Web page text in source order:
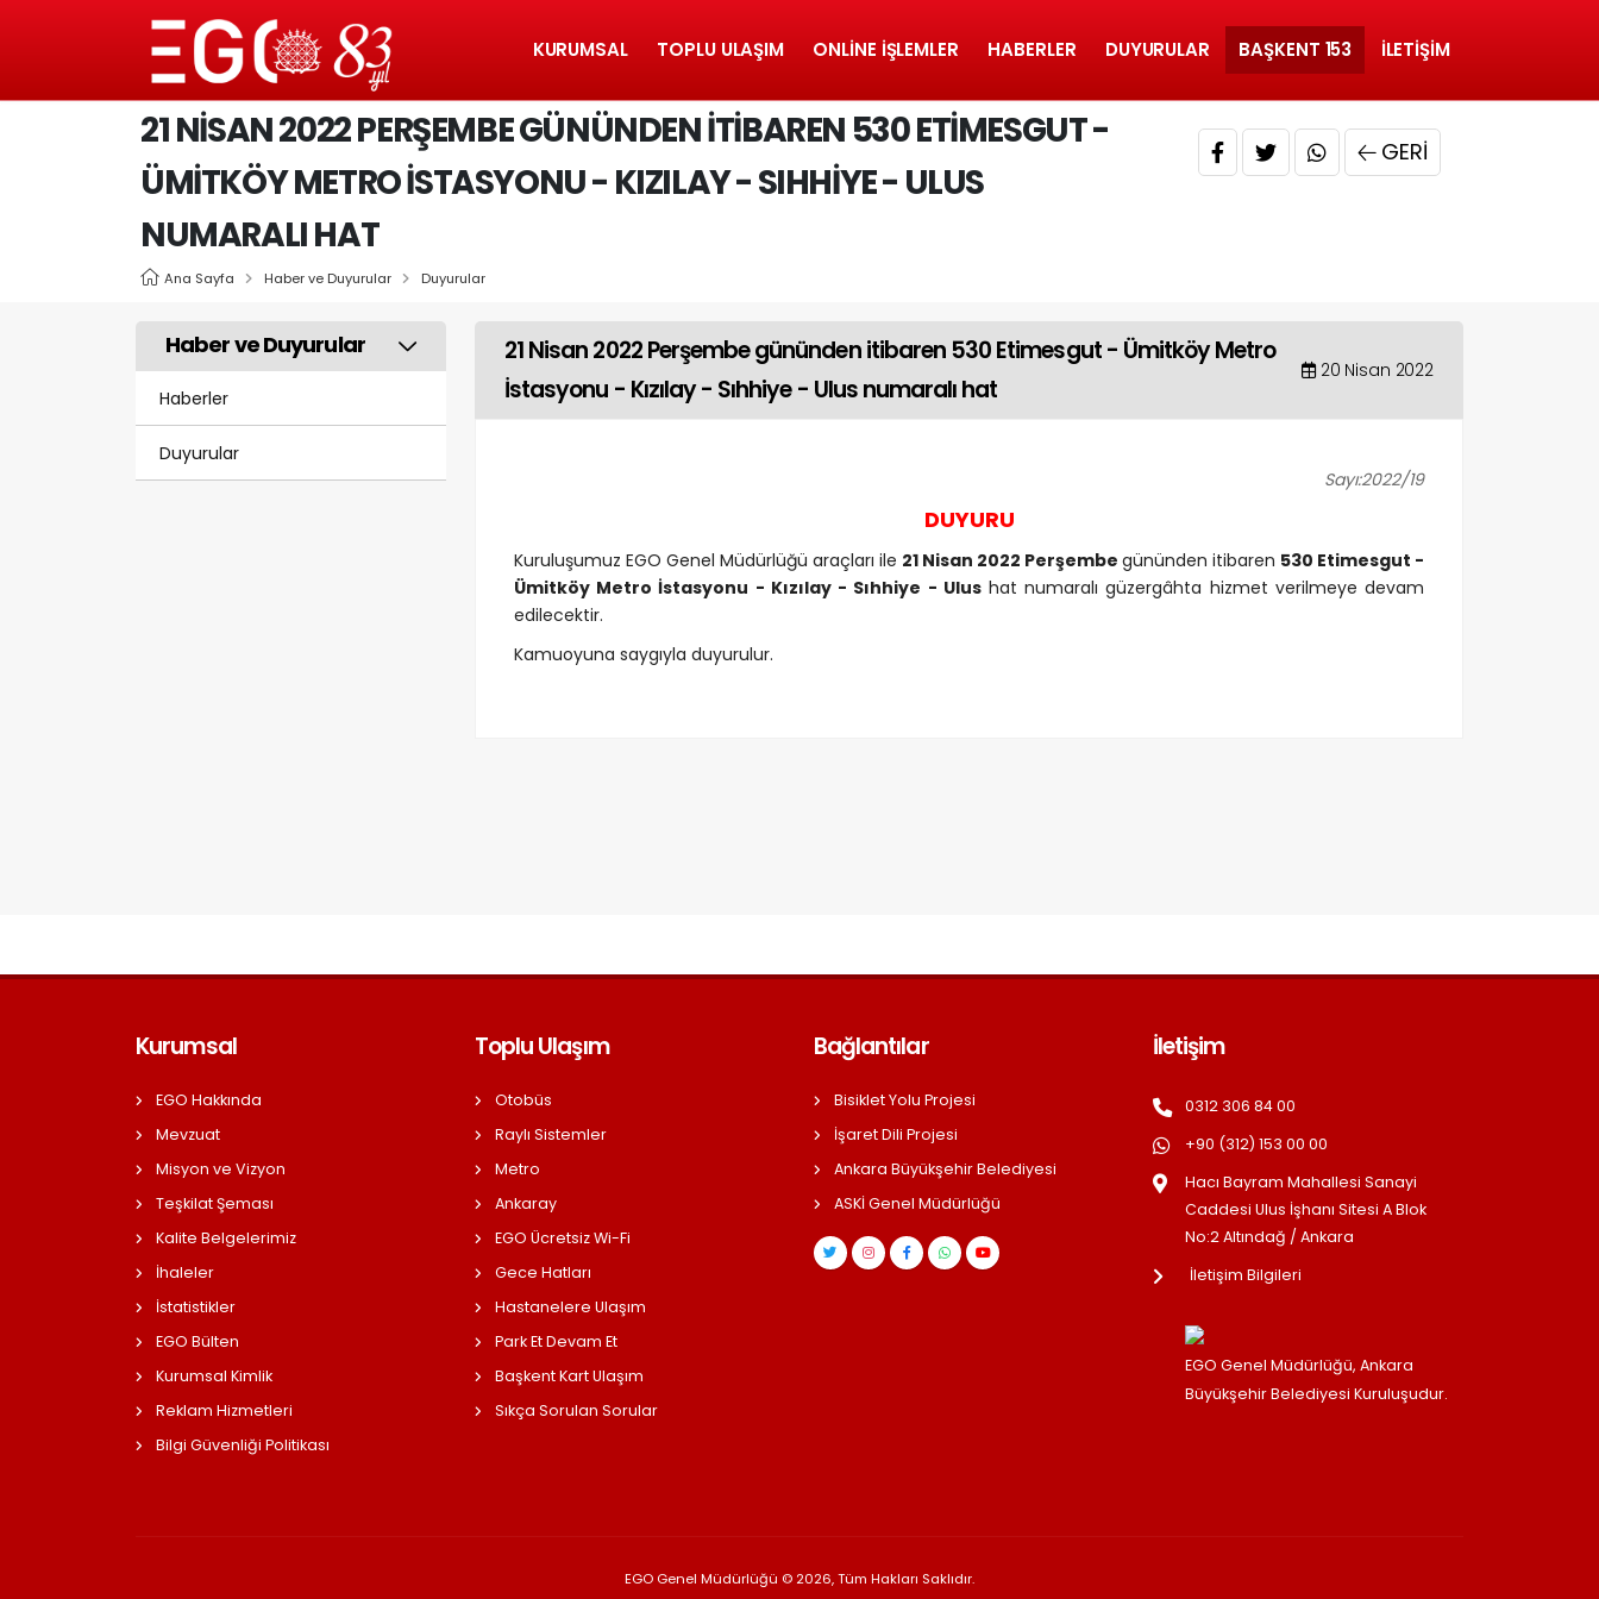
KURUMSAL TOPLU ULAŞIM ONLINE İŞLEMLER HABERLER DUYURULAR BAŞKENT 153 İLETIŞIM
21 NISAN 2022 PERŞEMBE GÜNÜNDEN ITIBAREN 530 ETIMESGUT -
ÜMITKÖY METRO İSTASYONU - KIZILAY - SIHHIYE - ULUS
NUMARALI HAT
Ana Sayfa Haber ve Duyurular Duyurular
GERI
Haber ve Duyurular
Haberler
Duyurular
21 Nisan 2022 Perşembe gününden itibaren 530 Etimesgut - Ümitköy Metro
İstasyonu - Kızılay - Sıhhiye - Ulus numaralı hat
20 Nisan 2022
Sayı:2022/19
DUYURU
Kuruluşumuz EGO Genel Müdürlüğü araçları ile 21 Nisan 2022 Perşembe gününden itibaren 530 Etimesgut -
Ümitköy Metro İstasyonu - Kızılay - Sıhhiye - Ulushat numaralı güzergâhta hizmet verilmeye devam
edilecektir.
Kamuoyuna saygıyla duyurulur.
Kurumsal
EGO Hakkında
Mevzuat
Misyon ve Vizyon
Teşkilat Şeması
Kalite Belgelerimiz
İhaleler
İstatistikler
EGO Bülten
Kurumsal Kimlik
Reklam Hizmetleri
Bilgi Güvenliği Politikası
Toplu Ulaşım
Otobüs
Raylı Sistemler
Metro
Ankaray
EGO Ücretsiz Wi-Fi
Gece Hatları
Hastanelere Ulaşım
Park Et Devam Et
Başkent Kart Ulaşım
Sıkça Sorulan Sorular
Bağlantılar
Bisiklet Yolu Projesi
İşaret Dili Projesi
Ankara Büyükşehir Belediyesi
ASKİ Genel Müdürlüğü
İletişim
0312 306 84 00
+90 (312) 153 00 00
Hacı Bayram Mahallesi Sanayi
Caddesi Ulus İşhanı Sitesi A Blok
No:2 Altındağ / Ankara
İletişim Bilgileri
EGO Genel Müdürlüğü, Ankara
Büyükşehir Belediyesi Kuruluşudur.
EGO Genel Müdürlüğü © 2026, Tüm Hakları Saklıdır.